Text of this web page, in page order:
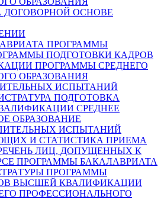
ОСНОВЕ
ПРОГРАММЫ
ПОДГОТОВКИ КАДРОВ
ПРОГРАММЫ СРЕДНЕГО
ОБРАЗОВАНИЯ
ИСПЫТАНИЙ
ПОДГОТОВКА
СРЕДНЕЕ
ОБРАЗОВАНИЕ
ИСПЫТАНИЙ
И СТАТИСТИКА ПРИЕМА
ЛИЦ, ДОПУЩЕННЫХ К
ПРОГРАММЫ БАКАЛАВРИАТА
ПРОГРАММЫ
ВЫСШЕЙ КВАЛИФИКАЦИИ
ПРОФЕССИОНАЛЬНОГО